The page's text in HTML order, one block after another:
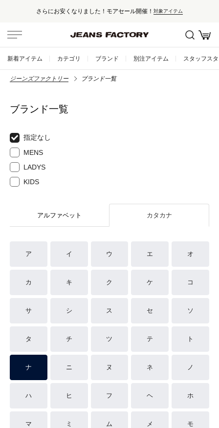
さらにお安くなりました！モアセール開催！ 対象アイテム
新着アイテム カテゴリ ブランド 別注アイテム スタッフス
ジーンズファクトリー ブランド一覧
ブランド一覧
指定なし
MENS
LADYS
KIDS
アルファベット カタカナ
ア イ ウ エ オ
カ キ ク ケ コ
サ シ ス セ ソ
タ チ ツ テ ト
ナ ニ ヌ ネ ノ
ハ ヒ フ ヘ ホ
マ ミ ム メ モ